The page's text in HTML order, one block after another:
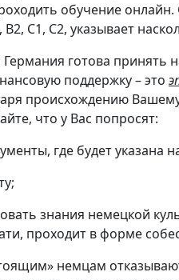
обучение онлайн.
С1, С2, указывает
Германия готова
поддержку – это
происхождению
что у Вас попросят:
где будет указана
знания немецкой
проходит в форме
немцам